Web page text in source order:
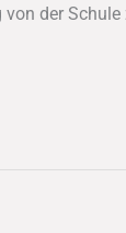
der